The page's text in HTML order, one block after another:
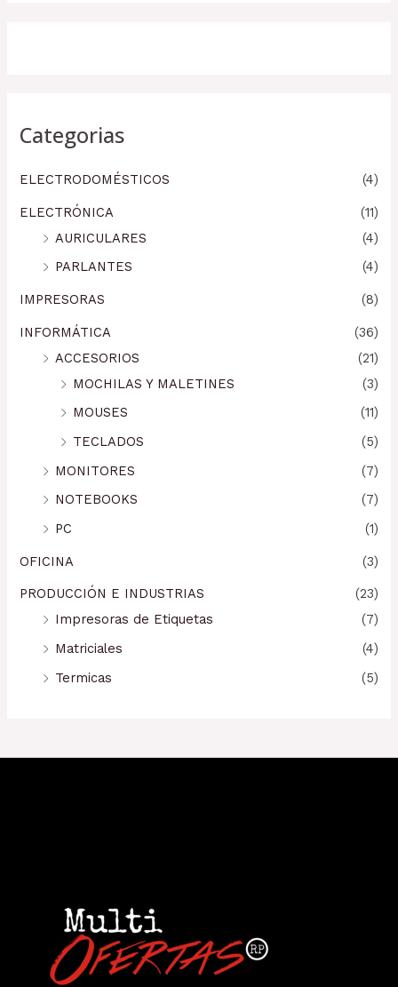
Categorias
ELECTRODOMÉSTICOS (4)
ELECTRÓNICA
(11)
AURICULARES
(4)
PARLANTES
(4)
IMPRESORAS (8)
INFORMÁTICA
(36)
ACCESORIOS
(21)
MOCHILAS Y MALETINES
(3)
MOUSES
(11)
TECLADOS
(5)
MONITORES
(7)
NOTEBOOKS
(7)
PC
(1)
OFICINA (3)
PRODUCCIÓN E INDUSTRIAS
(23)
Impresoras de Etiquetas
(7)
Matriciales
(4)
Termicas
(5)